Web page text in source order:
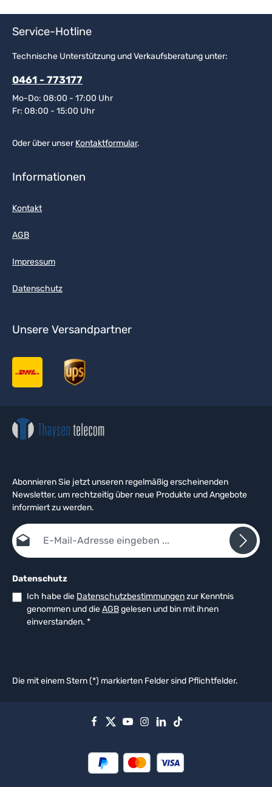
Service-Hotline
Technische Unterstützung und Verkaufsberatung unter:
0461 - 773177
Mo-Do: 08:00 - 17:00 Uhr
Fr: 08:00 - 15:00 Uhr
Oder über unserKontaktformular.
Informationen
Kontakt
AGB
Impressum
Datenschutz
Unsere Versandpartner
Abonnieren Sie jetzt unseren regelmäßig erscheinenden
Newsletter, um rechtzeitig über neue Produkte und Angebote
informiert zu werden.
E-Mail-Adresse*
Datenschutz
Ich habe die Datenschutzbestimmungenzur Kenntnis
genommen und dieAGBgelesen und bin mit ihnen
einverstanden. *
Die mit einem Stern (*) markierten Felder sind Pflichtfelder.